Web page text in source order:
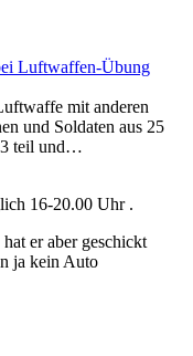
Luftwaffen-Übung
mit anderen
und Soldaten aus 25
teil und…
16-20.00 Uhr .
er aber geschickt
ja kein Auto